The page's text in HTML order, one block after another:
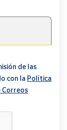
de las
con la Política
Correos